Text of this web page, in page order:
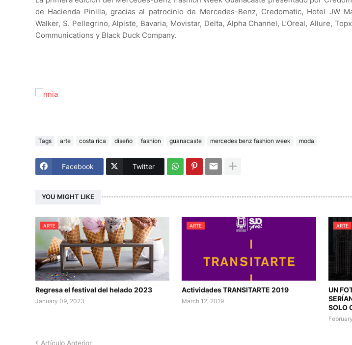
de Hacienda Pinilla, gracias al patrocinio de Mercedes-Benz, Credomatic, Hotel JW
Walker, S. Pellegrino, Alpiste, Bavaria, Movistar, Delta, Alpha Channel, L’Oreal, Allure,
Communications y Black Duck Company.
Tags arte costa rica diseño fashion guanacaste mercedes benz fashion week moda
Facebook Twitter
YOU MIGHT LIKE
ARTE
Regresa el festival del helado 2023
January 09, 2023
ARTE
Actividades TRANSITARTE 2019
March 12, 2019
ARTE
UN
SOLO
Artículo Anterior